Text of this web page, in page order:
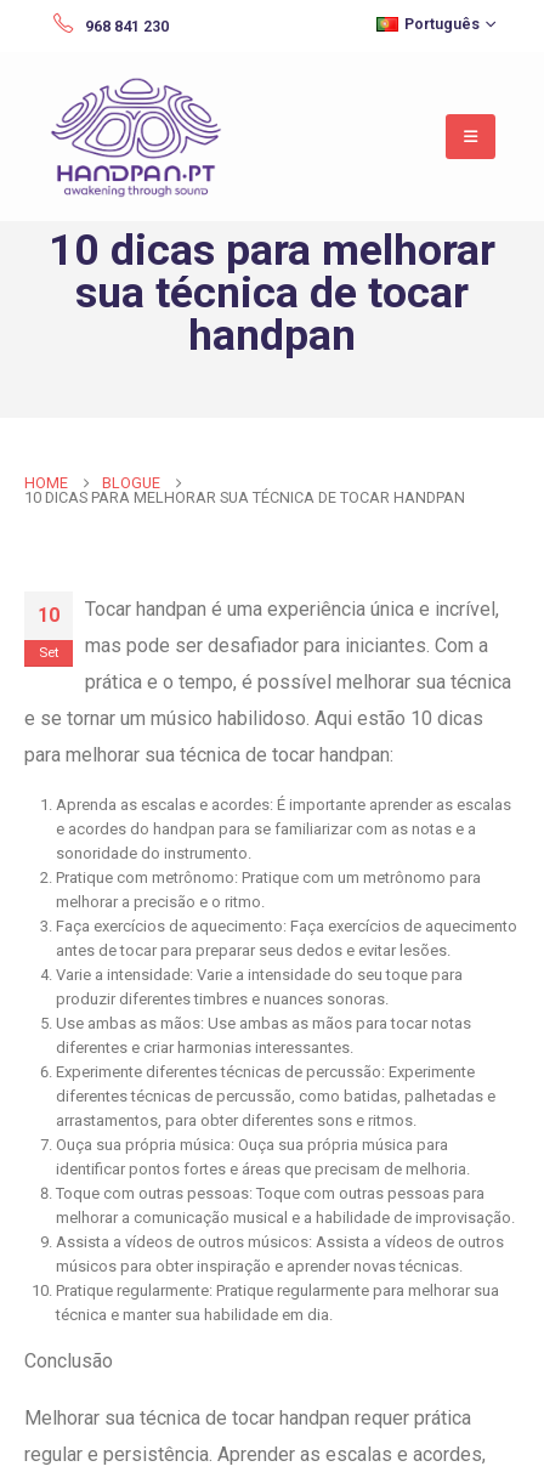
968 841 230 Português
10 dicas para melhorar
sua técnica de tocar
handpan
HOME
BLOGUE
10 DICAS PARA MELHORAR SUA TÉCNICA DE TOCAR HANDPAN
10
Set
Tocar handpan é uma experiência única e incrível,
mas pode ser desafiador para iniciantes. Com a
prática e o tempo, é possível melhorar sua técnica
e se tornar um músico habilidoso. Aqui estão 10 dicas
para melhorar sua técnica de tocar handpan:
Aprenda as escalas e acordes: É importante aprender as escalas
e acordes do handpan para se familiarizar com as notas e a
sonoridade do instrumento.
Pratique com metrônomo: Pratique com um metrônomo para
melhorar a precisão e o ritmo.
Faça exercícios de aquecimento: Faça exercícios de aquecimento
antes de tocar para preparar seus dedos e evitar lesões.
Varie a intensidade: Varie a intensidade do seu toque para
produzir diferentes timbres e nuances sonoras.
Use ambas as mãos: Use ambas as mãos para tocar notas
diferentes e criar harmonias interessantes.
Experimente diferentes técnicas de percussão: Experimente
diferentes técnicas de percussão, como batidas, palhetadas e
arrastamentos, para obter diferentes sons e ritmos.
Ouça sua própria música: Ouça sua própria música para
identificar pontos fortes e áreas que precisam de melhoria.
Toque com outras pessoas: Toque com outras pessoas para
melhorar a comunicação musical e a habilidade de improvisação.
Assista a vídeos de outros músicos: Assista a vídeos de outros
músicos para obter inspiração e aprender novas técnicas.
Pratique regularmente: Pratique regularmente para melhorar sua
técnica e manter sua habilidade em dia.
Conclusão
Melhorar sua técnica de tocar handpan requer prática
regular e persistência. Aprender as escalas e acordes,